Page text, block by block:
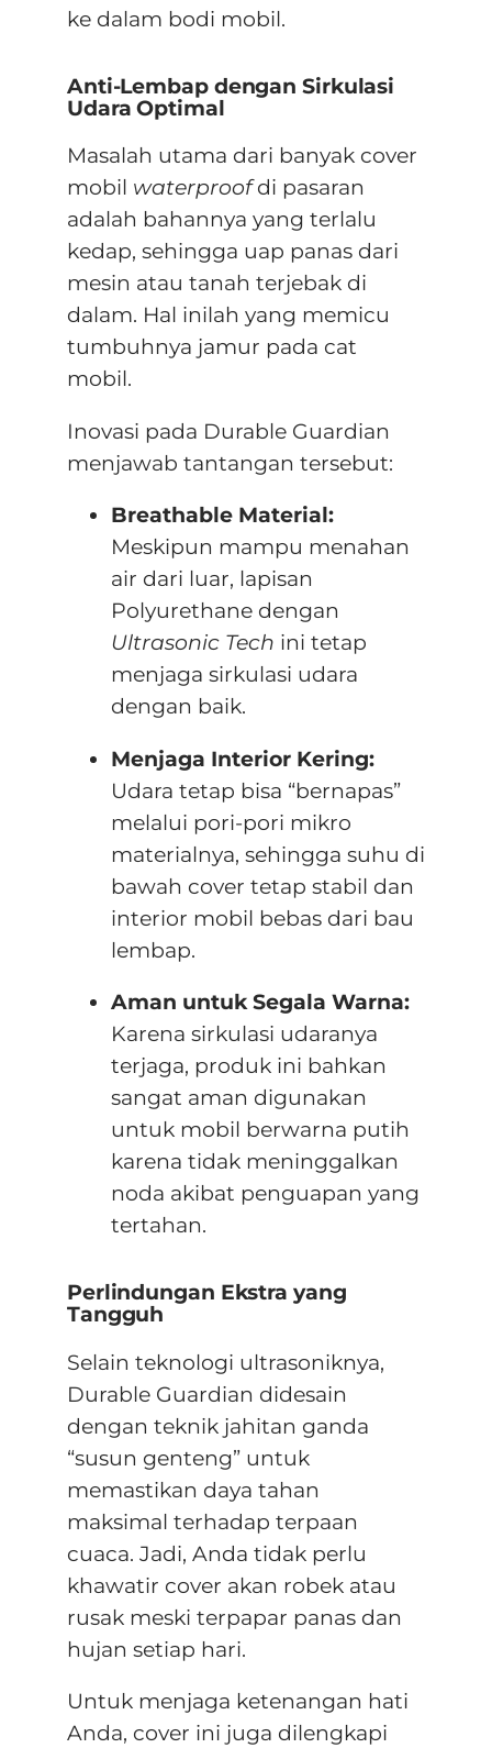
ke dalam bodi mobil.
Anti-Lembap dengan Sirkulasi
Udara Optimal
Masalah utama dari banyak cover
mobil waterproofdi pasaran
adalah bahannya yang terlalu
kedap, sehingga uap panas dari
mesin atau tanah terjebak di
dalam. Hal inilah yang memicu
tumbuhnya jamur pada cat
mobil.
Inovasi pada Durable Guardian
menjawab tantangan tersebut:
Breathable Material:
Meskipun mampu menahan
air dari luar, lapisan
Polyurethane dengan
Ultrasonic Tech ini tetap
menjaga sirkulasi udara
dengan baik.
Menjaga Interior Kering:
Udara tetap bisa “bernapas”
melalui pori-pori mikro
materialnya, sehingga suhu di
bawah cover tetap stabil dan
interior mobil bebas dari bau
lembap.
Aman untuk Segala Warna:
Karena sirkulasi udaranya
terjaga, produk ini bahkan
sangat aman digunakan
untuk mobil berwarna putih
karena tidak meninggalkan
noda akibat penguapan yang
tertahan.
Perlindungan Ekstra yang
Tangguh
Selain teknologi ultrasoniknya,
Durable Guardian didesain
dengan teknik jahitan ganda
“susun genteng”untuk
memastikan daya tahan
maksimal terhadap terpaan
cuaca. Jadi, Anda tidak perlu
khawatir cover akan robek atau
rusak meski terpapar panas dan
hujan setiap hari.
Untuk menjaga ketenangan hati
Anda, cover ini juga dilengkapi